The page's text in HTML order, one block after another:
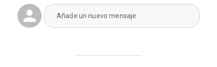
Añade un nuevo mensaje